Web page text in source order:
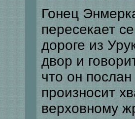
Гонец
пересекает
дороге из
двор и
что он
произносит
верховному